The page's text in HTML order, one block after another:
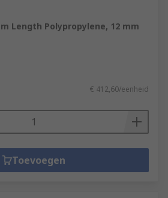
m Length Polypropylene, 12 mm
€ 412,60/eenheid
Toevoegen